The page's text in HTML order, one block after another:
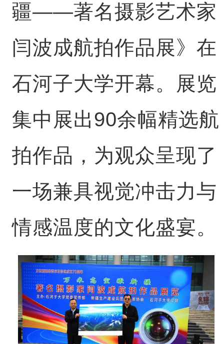
疆——著名摄影艺术家
闫波成航拍作品展》在
石河子大学开幕。展览
集中展出90余幅精选航
拍作品，为观众呈现了
一场兼具视觉冲击力与
情感温度的文化盛宴。